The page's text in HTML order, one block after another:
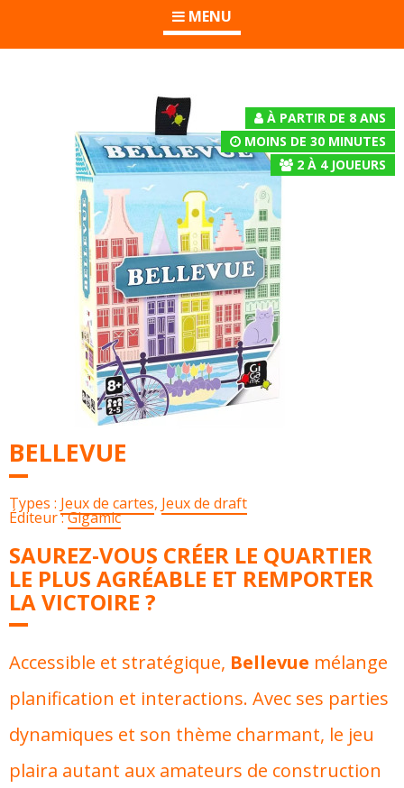
MENU
À PARTIR DE 8 ANS
MOINS DE 30 MINUTES
2 À 4JOUEURS
BELLEVUE
Types : Jeux de cartes, Jeux de draft
Éditeur :Gigamic
SAUREZ-VOUS CRÉER LE QUARTIER
LE PLUS AGRÉABLE ET REMPORTER
LA VICTOIRE ?
Accessible et stratégique, Bellevue mélange
planification et interactions. Avec ses parties
dynamiques et son thème charmant, le jeu
plaira autant aux amateurs de construction